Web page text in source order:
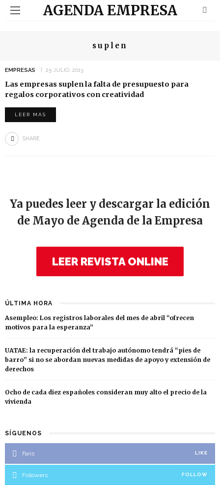
AGENDA EMPRESA
suplen
EMPRESAS 25 JULIO, 2013
Las empresas suplen la falta de presupuesto para
regalos corporativos con creatividad
LEER MÁS
SHARE
Ya puedes leer y descargar la edición
de Mayo de Agenda de la Empresa
LEER REVISTA ONLINE
ÚLTIMA HORA
Asempleo: Los registros laborales del mes de abril “ofrecen
motivos para la esperanza”
UATAE: la recuperación del trabajo autónomo tendrá “pies de
barro” si no se abordan nuevas medidas de apoyo y extensión de
derechos
Ocho de cada diez españoles consideran muy alto el precio de la
vivienda
SÍGUENOS
Fans LIKE
Followers FOLLOW